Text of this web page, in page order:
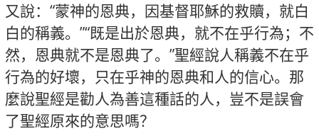
又說：“蒙神的恩典，因基督耶穌的救贖，就白
白的稱義。”“既是出於恩典，就不在乎行為；不
然，恩典就不是恩典了。”聖經說人稱義不在乎
行為的好壞，只在乎神的恩典和人的信心。那
麼說聖經是勸人為善這種話的人，豈不是誤會
了聖經原來的意思嗎？